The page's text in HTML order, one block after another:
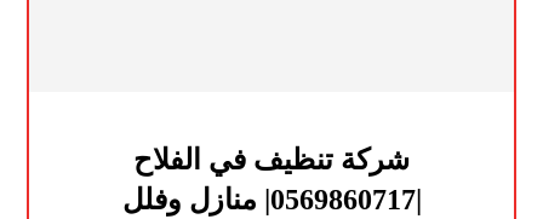
شركة تنظيف في الفلاح
|0569860717| منازل وفلل